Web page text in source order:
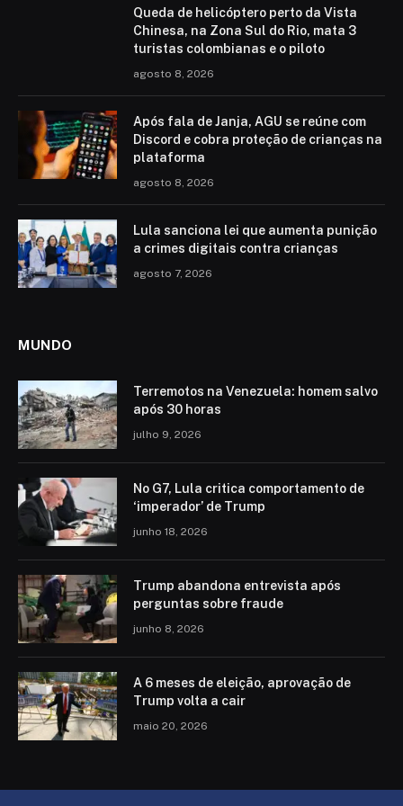
Queda de helicóptero perto da Vista
Chinesa, na Zona Sul do Rio, mata 3
turistas colombianas e o piloto
agosto 8, 2026
Após fala de Janja, AGU se reúne com
Discord e cobra proteção de crianças na
plataforma
agosto 8, 2026
Lula sanciona lei que aumenta punição
a crimes digitais contra crianças
agosto 7, 2026
MUNDO
Terremotos na Venezuela: homem salvo
após 30 horas
julho 9, 2026
No G7, Lula critica comportamento de
‘imperador’ de Trump
junho 18, 2026
Trump abandona entrevista após
perguntas sobre fraude
junho 8, 2026
A 6 meses de eleição, aprovação de
Trump volta a cair
maio 20, 2026